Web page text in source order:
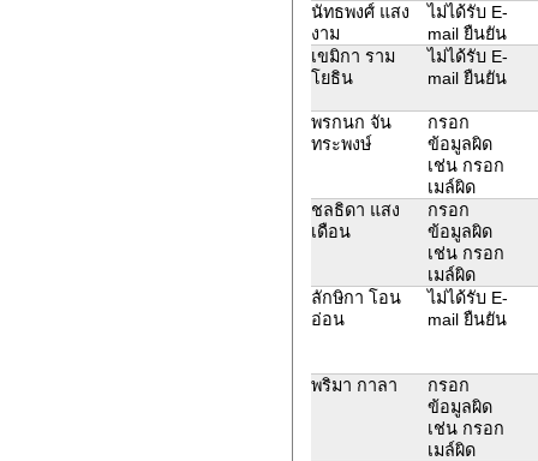
นัทธพงศ์ แสง
งาม
ไม่ได้รับ E-
mail ยืนยัน
เขมิกา ราม
โยธิน
ไม่ได้รับ E-
mail ยืนยัน
พรกนก จัน
ทระพงษ์
กรอก
ข้อมูลผิด
เช่น กรอก
เมล์ผิด
ชลธิดา แสง
เดือน
กรอก
ข้อมูลผิด
เช่น กรอก
เมล์ผิด
ลักษิกา โอน
อ่อน
ไม่ได้รับ E-
mail ยืนยัน
พริมา กาลา
กรอก
ข้อมูลผิด
เช่น กรอก
เมล์ผิด